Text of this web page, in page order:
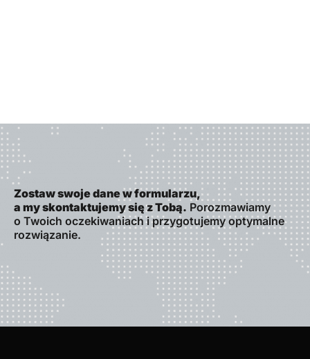
Zostaw swoje dane w formularzu,
a my skontaktujemy się z Tobą. Porozmawiamy
o Twoich oczekiwaniach i przygotujemy optymalne
rozwiązanie.